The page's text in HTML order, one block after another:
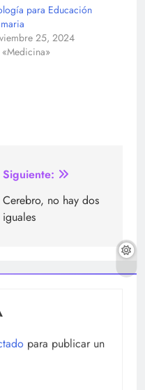
para Educación
25, 2024
«Medicina»
Siguiente:
Cerebro, no hay dos
iguales
para publicar un